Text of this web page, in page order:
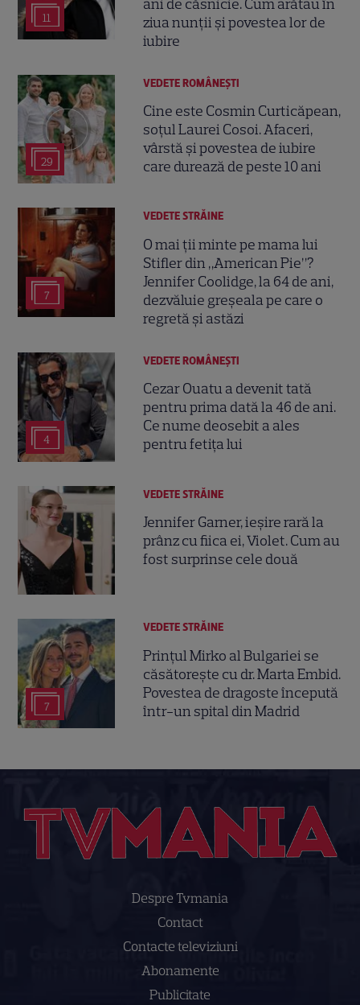
11
ani de căsnicie. Cum arătau în
ziua nunții și povestea lor de
iubire
29
VEDETE ROMÂNEŞTI
Cine este Cosmin Curticăpean,
soțul Laurei Cosoi. Afaceri,
vârstă și povestea de iubire
care durează de peste 10 ani
7
VEDETE STRĂINE
O mai ții minte pe mama lui
Stifler din „American Pie”?
Jennifer Coolidge, la 64 de ani,
dezvăluie greșeala pe care o
regretă și astăzi
4
VEDETE ROMÂNEŞTI
Cezar Ouatu a devenit tată
pentru prima dată la 46 de ani.
Ce nume deosebit a ales
pentru fetița lui
VEDETE STRĂINE
Jennifer Garner, ieșire rară la
prânz cu fiica ei, Violet. Cum au
fost surprinse cele două
7
VEDETE STRĂINE
Prințul Mirko al Bulgariei se
căsătorește cu dr. Marta Embid.
Povestea de dragoste începută
într-un spital din Madrid
Despre Tvmania
Contact
Contacte televiziuni
Abonamente
Publicitate